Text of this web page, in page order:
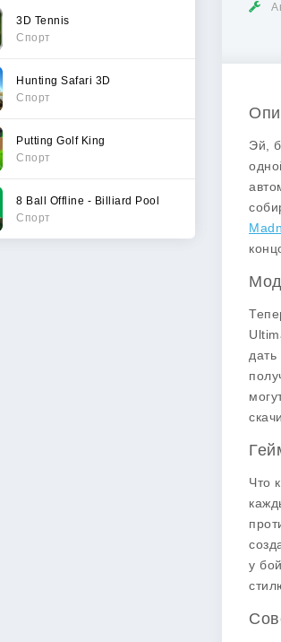
3D Tennis
Спорт
Hunting Safari 3D
Спорт
Putting Golf King
Спорт
8 Ball Offline - Billiard Pool
Спорт
Эй,
Что
у